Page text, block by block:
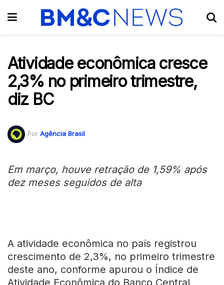
Atividade econômica cresce
2,3% no primeiro trimestre,
diz BC
Por Agência Brasil
Em março, houve retração de 1,59% após
dez meses seguidos de alta
A atividade econômica no país registrou
crescimento de 2,3%, no primeiro trimestre
deste ano, conforme apurou o Índice de
Atividade Econômica do Banco Central